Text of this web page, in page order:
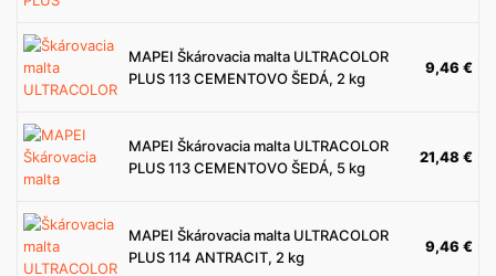
MAPEI Škárovacia malta ULTRACOLOR
PLUS 113 CEMENTOVO ŠEDÁ, 2 kg
9,46€
MAPEI Škárovacia malta ULTRACOLOR
PLUS 113 CEMENTOVO ŠEDÁ, 5 kg
21,48€
MAPEI Škárovacia malta ULTRACOLOR
PLUS 114 ANTRACIT, 2 kg
9,46€